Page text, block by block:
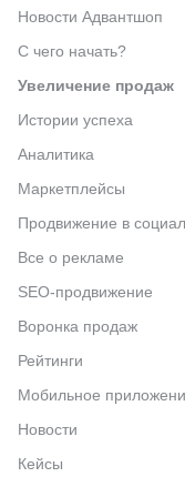
Новости Адвантшоп
С чего начать?
Увеличение продаж
Истории успеха
Аналитика
Маркетплейсы
Продвижение в
Все о рекламе
SEO-продвижение
Воронка продаж
Рейтинги
Мобильное
Новости
Кейсы